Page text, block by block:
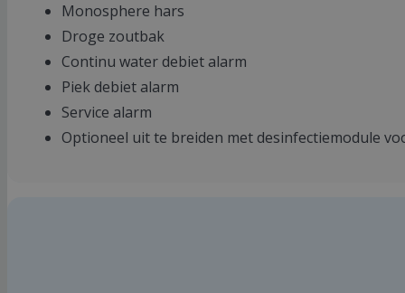
Monosphere hars
Droge zoutbak
Continu water debiet alarm
Piek debiet alarm
Service alarm
Optioneel uit te breiden met desinfectiemodule